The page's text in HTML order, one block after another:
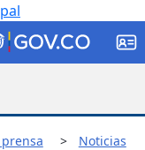
Noticias